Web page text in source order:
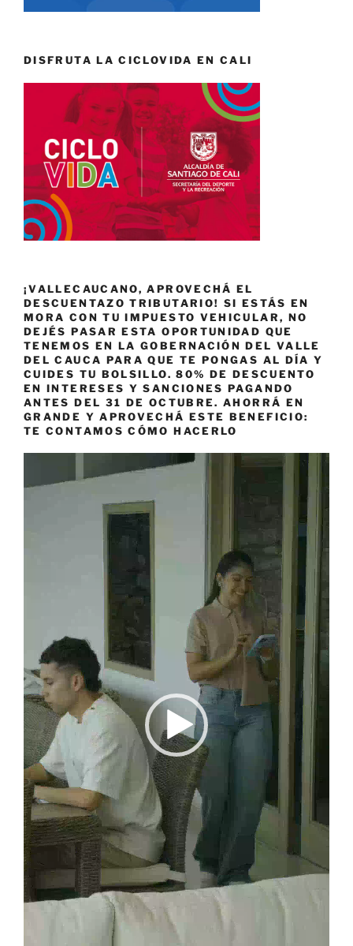
DISFRUTA LA CICLOVIDA EN CALI
¡VALLECAUCANO, APROVECHÁ EL
DESCUENTAZO TRIBUTARIO! SI ESTÁS EN
MORA CON TU IMPUESTO VEHICULAR, NO
DEJÉS PASAR ESTA OPORTUNIDAD QUE
TENEMOS EN LA GOBERNACIÓN DEL VALLE
DEL CAUCA PARA QUE TE PONGAS AL DÍA Y
CUIDES TU BOLSILLO. 80% DE DESCUENTO
EN INTERESES Y SANCIONES PAGANDO
ANTES DEL 31 DE OCTUBRE. AHORRÁ EN
GRANDE Y APROVECHÁ ESTE BENEFICIO:
TE CONTAMOS CÓMO HACERLO